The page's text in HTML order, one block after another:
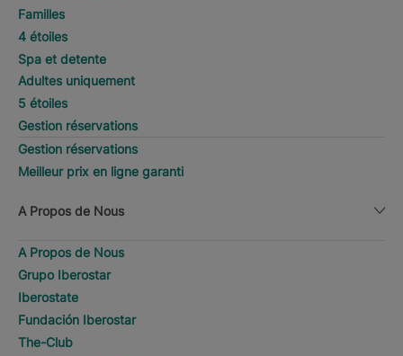
Familles
4 étoiles
Spa et detente
Adultes uniquement
5 étoiles
Gestion réservations
Gestion réservations
Meilleur prix en ligne garanti
A Propos de Nous
A Propos de Nous
Grupo Iberostar
Iberostate
Fundación Iberostar
The-Club